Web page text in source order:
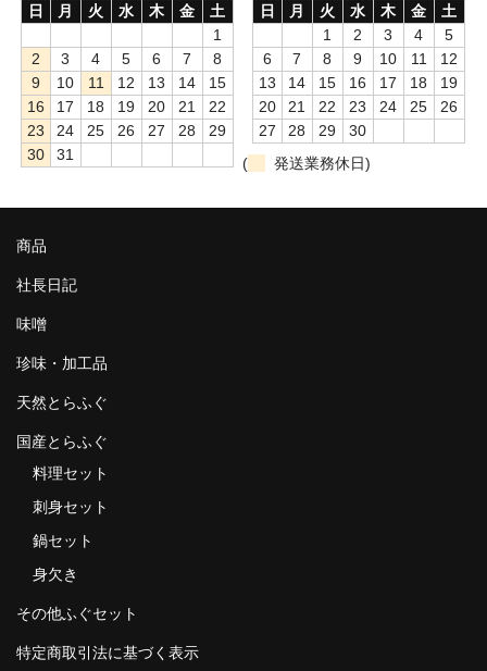
日
月 火 水 木 金
土
1
2
3 4 5 6 7
8
9
10 11 12 13 14
15
16
17 18 19 20 21
22
23
24 25 26 27 28
29
30
31
日
月 火 水 木 金
土
1
2 3 4
5
6
7 8 9 10 11
12
13
14 15 16 17 18
19
20
21 22 23 24 25
26
27
28 29
30
(
発送業務休日)
商品
社長日記
味噌
珍味・加工品
天然とらふぐ
国産とらふぐ
料理セット
刺身セット
鍋セット
身欠き
その他ふぐセット
特定商取引法に基づく表示